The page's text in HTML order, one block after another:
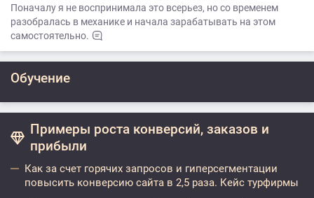
Поначалу я не воспринимала это всерьез, но со временем
разобралась в механике и начала зарабатывать на этом
самостоятельно.
Обучение
Примеры роста конверсий, заказов и
прибыли
Как за счет горячих запросов и гиперсегментации
повысить конверсию сайта в 2,5 раза. Кейс турфирмы